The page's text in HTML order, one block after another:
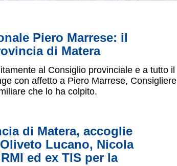
Piero Marrese: il
di Matera
al Consiglio provinciale e a tutto il
con affetto a Piero Marrese, Consigliere
che lo ha colpito.
di Matera, accoglie
Lucano, Nicola
ed ex TIS per la